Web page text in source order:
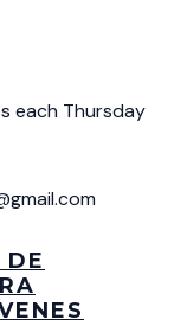
each Thursday